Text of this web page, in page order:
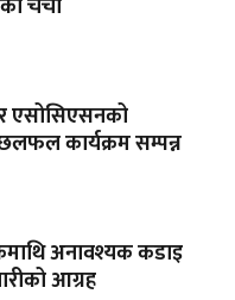
एसोसिएसनको
कार्यक्रम सम्पन्न
अनावश्यक कडाइ
आग्रह